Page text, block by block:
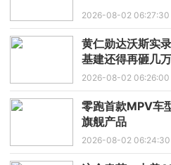
2026-08-02 06:27:30
黄仁勋达沃斯实
基建还得再砸几
2026-08-02 06:26:00
零跑首款MPV车
旗舰产品
2026-08-02 06:24:30